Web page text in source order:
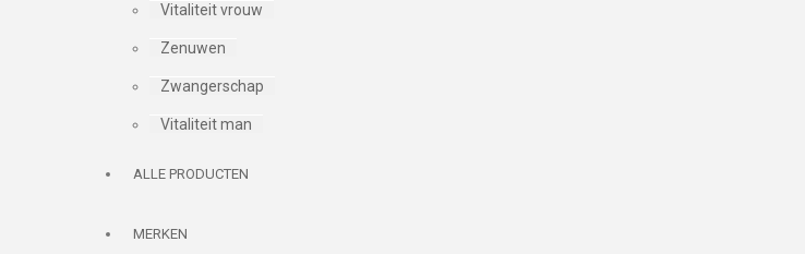
Vitaliteit vrouw
Zenuwen
Zwangerschap
Vitaliteit man
ALLE PRODUCTEN
MERKEN